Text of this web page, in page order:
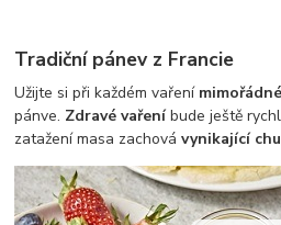
Tradiční pánev z Francie
Užijte si při každém vaření
pánve. Zdravé vařeníbude ještě
zatažení masa zachovávynikající